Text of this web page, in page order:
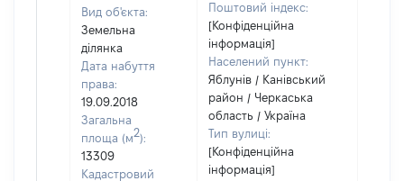
Вид об'єкта:
Земельна
ділянка
Дата набуття
права:
19.09.2018
Загальна
площа (м2):
13309
Кадастровий
Поштовий індекс:
[Конфіденційна
інформація]
Населений пункт:
Яблунів / Канівський
район / Черкаська
область / Україна
Тип вулиці:
[Конфіденційна
інформація]